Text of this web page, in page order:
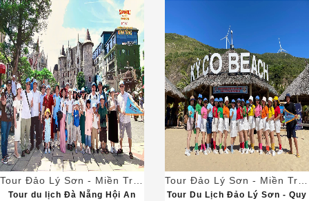
Tour du lịch Đà Nẵng Hội An
Tour Du Lịch Đảo Lý Sơn - Quy